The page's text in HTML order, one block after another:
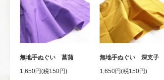
無地手ぬぐい 菖蒲
1,650円(税150円)
無地手ぬぐい 深支子
1,650円(税150円)